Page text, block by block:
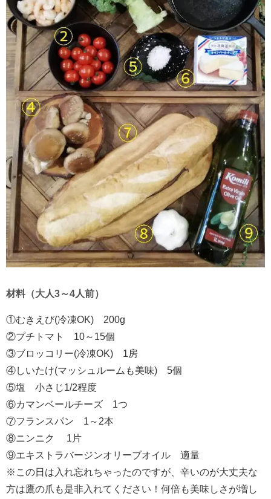
材料（大人3～4人前）
①むきえび(冷凍OK) 200g
②プチトマト 10～15個
③ブロッコリー(冷凍OK) 1房
④しいたけ(マッシュルームも美味) 5個
⑤塩 小さじ1/2程度
⑥カマンベールチーズ 1つ
⑦フランスパン 1～2本
⑧ニンニク 1片
⑨エキストラバージンオリーブオイル 適量
※この日は入れ忘れちゃったのですが、辛いのが大丈夫な
方は鷹の爪も是非入れてください！何倍も美味しさが増し